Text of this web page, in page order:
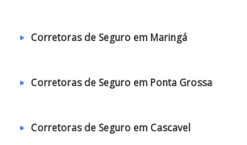
Corretoras de Seguro em Maringá
Corretoras de Seguro em Ponta Grossa
Corretoras de Seguro em Cascavel